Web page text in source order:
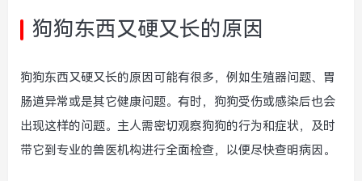
狗狗东西又硬又长的原因
狗狗东西又硬又长的原因可能有很多，例如生殖器问题、胃
肠道异常或是其它健康问题。有时，狗狗受伤或感染后也会
出现这样的问题。主人需密切观察狗狗的行为和症状，及时
带它到专业的兽医机构进行全面检查，以便尽快查明病因。